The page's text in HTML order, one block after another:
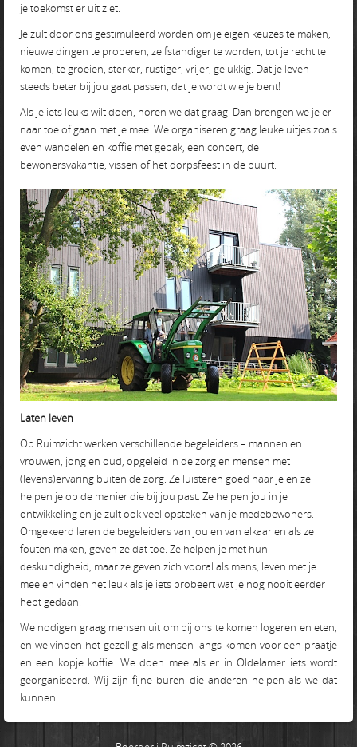
je toekomst er uit ziet.
Je zult door ons gestimuleerd worden om je eigen keuzes te maken,
nieuwe dingen te proberen, zelfstandiger te worden, tot je recht te
komen, te groeien, sterker, rustiger, vrijer, gelukkig. Dat je leven
steeds beter bij jou gaat passen, dat je wordt wie je bent!
Als je iets leuks wilt doen, horen we dat graag. Dan brengen we je er
naar toe of gaan met je mee. We organiseren graag leuke uitjes zoals
even wandelen en koffie met gebak, een concert, de
bewonersvakantie, vissen of het dorpsfeest in de buurt.
Laten leven
Op Ruimzicht werken verschillende begeleiders – mannen en
vrouwen, jong en oud, opgeleid in de zorg en mensen met
(levens)ervaring buiten de zorg. Ze luisteren goed naar je en ze
helpen je op de manier die bij jou past. Ze helpen jou in je
ontwikkeling en je zult ook veel opsteken van je medebewoners.
Omgekeerd leren de begeleiders van jou en van elkaar en als ze
fouten maken, geven ze dat toe. Ze helpen je met hun
deskundigheid, maar ze geven zich vooral als mens, leven met je
mee en vinden het leuk als je iets probeert wat je nog nooit eerder
hebt gedaan.
We nodigen graag mensen uit om bij ons te komen logeren en eten,
en we vinden het gezellig als mensen langs komen voor een praatje
en een kopje koffie. We doen mee als er in Oldelamer iets wordt
georganiseerd. Wij zijn fijne buren die anderen helpen als we dat
kunnen.